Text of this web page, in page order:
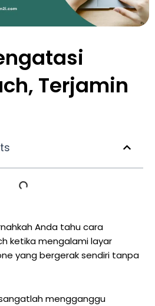
Terjamin
Anda tahucara
ketikamengalami layar
yang bergerak sendiri tanpa
mengganggu